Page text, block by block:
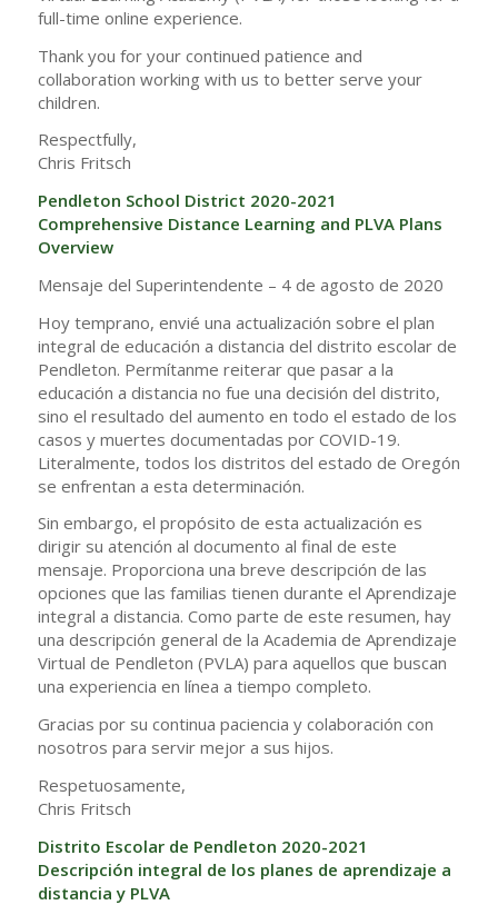
full-time online experience.
Thank you for your continued patience and
collaboration working with us to better serve your
children.
Respectfully,
Chris Fritsch
Pendleton School District 2020-2021
Comprehensive Distance Learning and PLVA Plans
Overview
Mensaje del Superintendente – 4 de agosto de 2020
Hoy temprano, envié una actualización sobre el plan
integral de educación a distancia del distrito escolar de
Pendleton. Permítanme reiterar que pasar a la
educación a distancia no fue una decisión del distrito,
sino el resultado del aumento en todo el estado de los
casos y muertes documentadas por COVID-19.
Literalmente, todos los distritos del estado de Oregón
se enfrentan a esta determinación.
Sin embargo, el propósito de esta actualización es
dirigir su atención al documento al final de este
mensaje. Proporciona una breve descripción de las
opciones que las familias tienen durante el Aprendizaje
integral a distancia. Como parte de este resumen, hay
una descripción general de la Academia de Aprendizaje
Virtual de Pendleton (PVLA) para aquellos que buscan
una experiencia en línea a tiempo completo.
Gracias por su continua paciencia y colaboración con
nosotros para servir mejor a sus hijos.
Respetuosamente,
Chris Fritsch
Distrito Escolar de Pendleton 2020-2021
Descripción integral de los planes de aprendizaje a
distancia y PLVA